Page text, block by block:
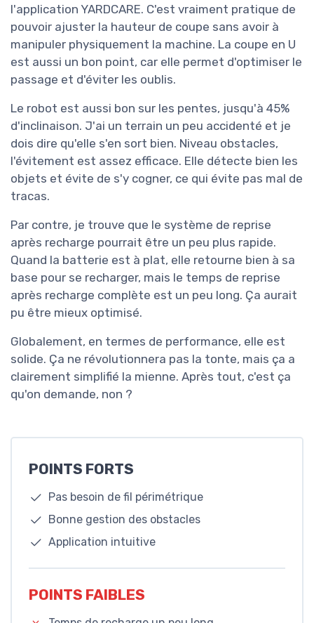
l'application YARDCARE. C'est vraiment pratique de
pouvoir ajuster la hauteur de coupe sans avoir à
manipuler physiquement la machine. La coupe en U
est aussi un bon point, car elle permet d'optimiser le
passage et d'éviter les oublis.
Le robot est aussi bon sur les pentes, jusqu'à 45%
d'inclinaison. J'ai un terrain un peu accidenté et je
dois dire qu'elle s'en sort bien. Niveau obstacles,
l'évitement est assez efficace. Elle détecte bien les
objets et évite de s'y cogner, ce qui évite pas mal de
tracas.
Par contre, je trouve que le système de reprise
après recharge pourrait être un peu plus rapide.
Quand la batterie est à plat, elle retourne bien à sa
base pour se recharger, mais le temps de reprise
après recharge complète est un peu long. Ça aurait
pu être mieux optimisé.
Globalement, en termes de performance, elle est
solide. Ça ne révolutionnera pas la tonte, mais ça a
clairement simplifié la mienne. Après tout, c'est ça
qu'on demande, non ?
POINTS FORTS
Pas besoin de fil périmétrique
Bonne gestion des obstacles
Application intuitive
POINTS FAIBLES